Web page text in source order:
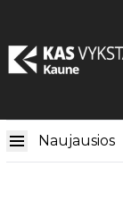
Naujausios